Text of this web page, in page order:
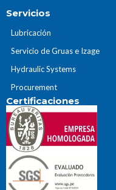
Servicios
Lubricación
Servicio de Gruas e Izage
Hydraulic Systems
Procurement
Certificaciones